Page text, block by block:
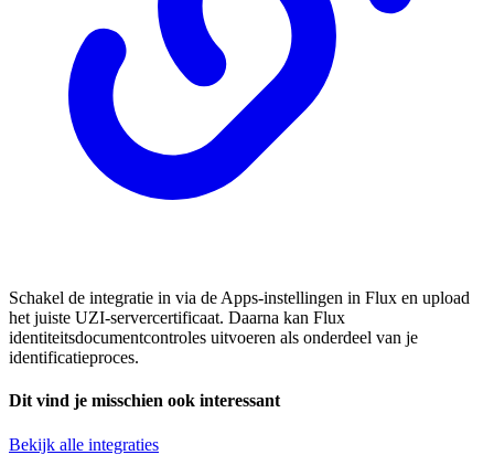
Schakel de integratie in via de Apps-instellingen in Flux en upload
het juiste UZI-servercertificaat. Daarna kan Flux
identiteitsdocumentcontroles uitvoeren als onderdeel van je
identificatieproces.
Dit vind je misschien ook interessant
Bekijk alle integraties